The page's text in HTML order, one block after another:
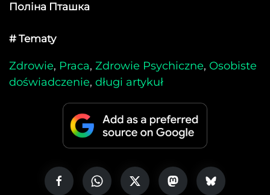
# Tematy
Zdrowie, Praca, Zdrowie Psychiczne, Osobiste
doświadczenie, długi artykuł
Поліна Пташка